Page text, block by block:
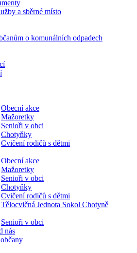
a sběrné místo
o komunálních odpadech
Obecní akce
Mažoretky
Senioři v obci
Chotyňky
Cvičení rodičů s dětmi
Obecní akce
Mažoretky
Senioři v obci
Chotyňky
Cvičení rodičů s dětmi
Tělocvičná Jednota Sokol Chotyně
Senioři v obci
nás